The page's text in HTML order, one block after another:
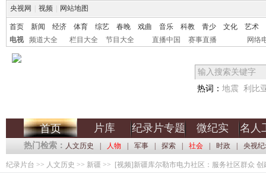
央视网 视频 网站地图
首页 新闻 经济 体育 综艺 春晚 戏曲 音乐 科教 青少 文化
艺术
电视
频道大全 栏目大全 节目大全 直播中国 赛事直播 网络
热词： 地震 利比
首页 片库 纪录片专题 微纪实 名人
热门检索： 人文历史 人物 军事 探索 社会 时政 央视
纪录片台 >> 人文历史 >> 新疆 >> [视频]新疆库尔勒市电力社区：服务社区群众 创